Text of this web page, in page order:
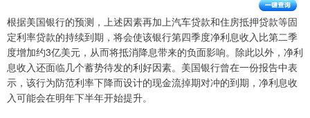
根据美国银行的预测，上述因素再加上汽车贷款和住房抵押贷款等固
定利率贷款的持续到期，将会使该银行第四季度净利息收入比第二季
度增加约3亿美元，从而将抵消降息带来的负面影响。除此以外，净利
息收入还面临几个蓄势待发的利好因素。美国银行曾在一份报告中表
示，该行为防范利率下降而设计的现金流掉期对冲的到期，净利息收
入可能会在明年下半年开始提升。